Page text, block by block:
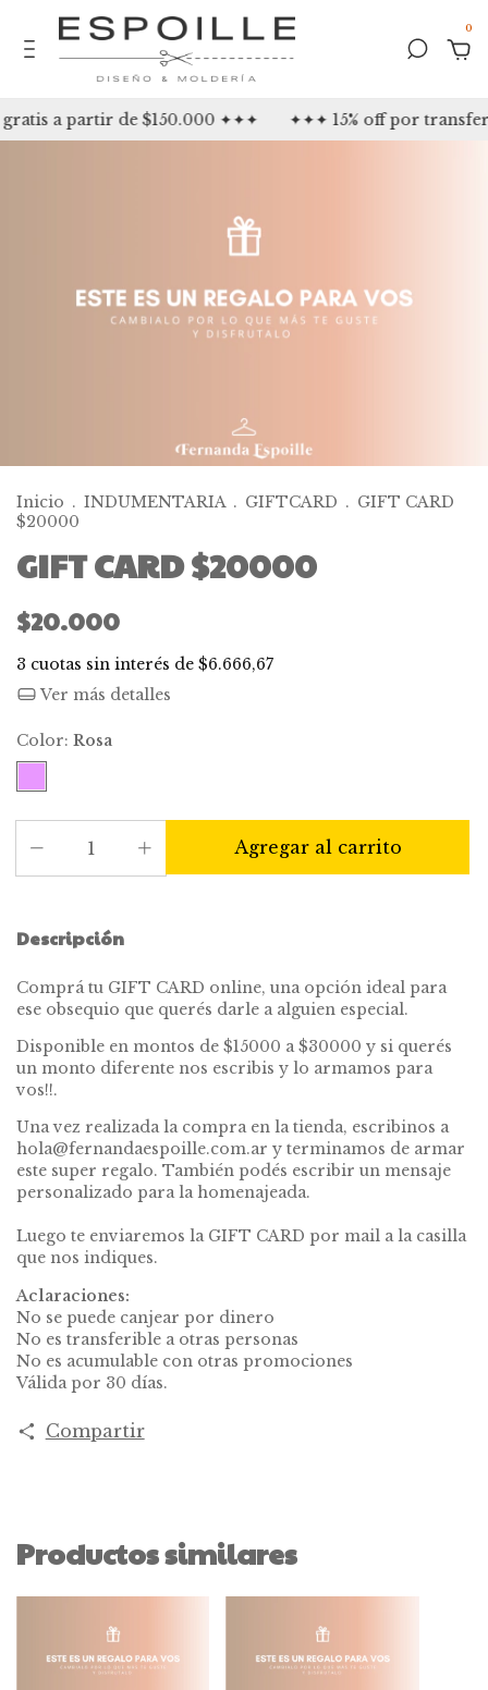
0
a partir de $150.000 ✦✦✦ ✦✦✦ 15% off por
Inicio . INDUMENTARIA . GIFTCARD . GIFT CARD
$20000
GIFT CARD $20000
$20.000
3 cuotas sin interés de $6.666,67
Ver más detalles
Color: Rosa
Descripción
Comprá tu GIFT CARD online, una opción ideal para
ese obsequio que querés darle a alguien especial.
Disponible en montos de $15000 a $30000 y si querés
un monto diferente nos escribis y lo armamos para
vos!!.
Una vez realizada la compra en la tienda, escribinos a
hola@fernandaespoille.com.ar y terminamos de armar
este super regalo. También podés escribir un mensaje
personalizado para la homenajeada.
Luego te enviaremos la GIFT CARD por mail a la casilla
que nos indiques.
Aclaraciones:
No se puede canjear por dinero
No es transferible a otras personas
No es acumulable con otras promociones
Válida por 30 días.
Compartir
Productos similares